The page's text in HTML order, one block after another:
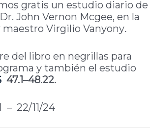
gratis un estudio diario de
John Vernon Mcgee, en la
maestro Virgilio Vanyony.
del libro en negrillas para
y también el estudio
47.1–48.22.
– 22/11/24